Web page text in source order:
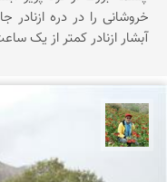
خروشانی را در دره
آبشار ازنادر کمتر از یک